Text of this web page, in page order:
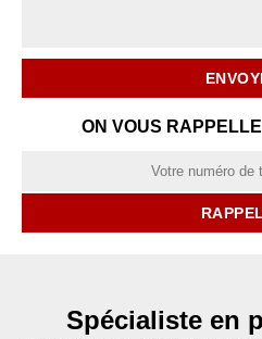
ON VOUS
Spécialiste en